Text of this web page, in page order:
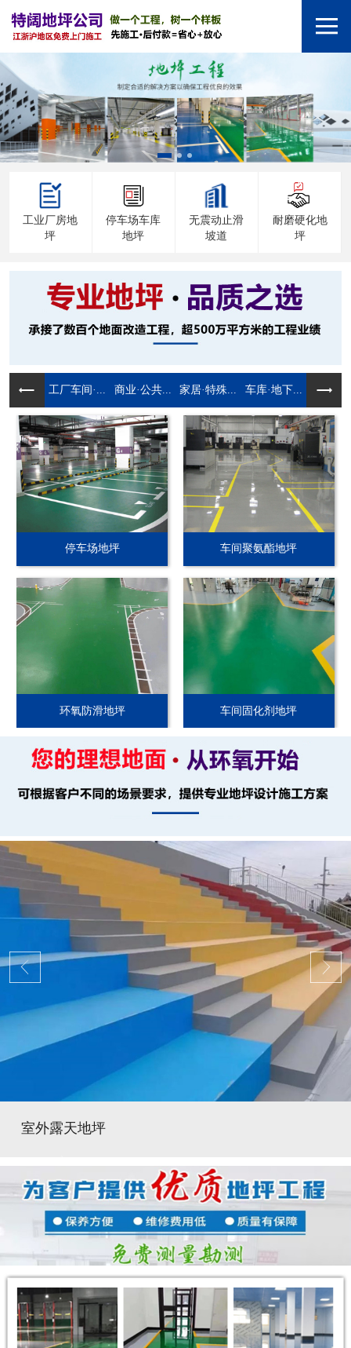
工业厂房地
坪
停车场车库
地坪
无震动止滑
坡道
耐磨硬化地
坪
工厂车间·... 商业·公共... 家居·特殊... 车库·地下...
停车场地坪 车间聚氨酯地坪
环氧防滑地坪 车间固化剂地坪
室外露天地坪